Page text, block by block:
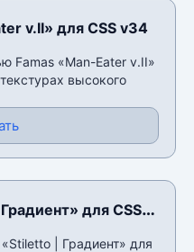
v.II» для CSS v34
Famas «Man-Eater v.II»
высокого
для CSS
| Градиент» для